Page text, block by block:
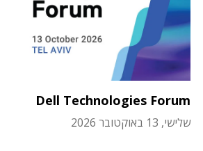
Dell Technologies Forum
שלישי, 13 באוקטובר 2026